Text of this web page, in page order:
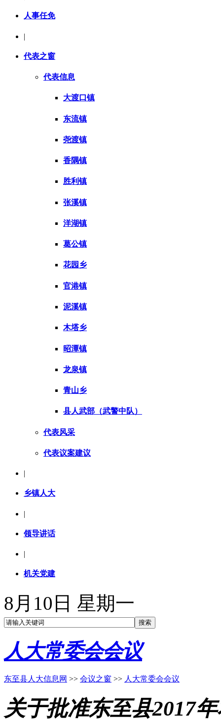
人事任免
|
代表之窗
代表信息
大渡口镇
东流镇
尧渡镇
香隅镇
胜利镇
张溪镇
洋湖镇
葛公镇
花园乡
官港镇
泥溪镇
木塔乡
昭潭镇
龙泉镇
青山乡
县人武部（武警中队）
代表风采
代表议案建议
|
乡镇人大
|
领导讲话
|
机关党建
8月10日 星期一
人大常委会会议
东至县人大信息网 >> 会议之窗 >> 人大常委会会议
关于批准东至县2017